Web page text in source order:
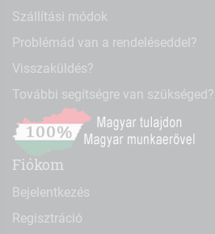
Szállítási módok
Problémád van a rendeléseddel?
Visszaküldés?
További segítségre van szükséged?
Fiókom
Bejelentkezés
Regisztráció